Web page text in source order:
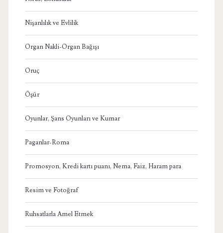
Nişanlılık ve Evlilik
Organ Nakli-Organ Bağışı
Oruç
Öşür
Oyunlar, Şans Oyunları ve Kumar
Paganlar-Roma
Promosyon, Kredi kartı puanı, Nema, Faiz, Haram para
Resim ve Fotoğraf
Ruhsatlarla Amel Etmek